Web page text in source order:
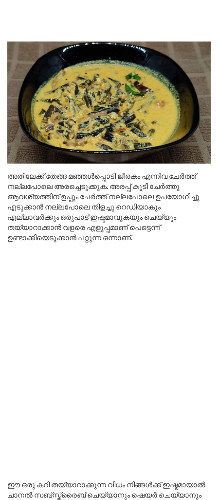
അതിലേക്ക് തേങ്ങ മഞ്ഞൾപ്പൊടി ജീരകം എന്നിവ ചേർത്ത്
നല്ലപോലെ അരച്ചെടുക്കുക. അരപ്പ് കൂടി ചേർത്തു
ആവശ്യത്തിന് ഉപ്പും ചേർത്ത് നല്ലപോലെ ഉപയോഗിച്ചു
എടുക്കാൻ നല്ലപോലെ തിളച്ചു റെഡിയാകും
എല്ലാവർക്കും ഒരുപാട് ഇഷ്ടമാവുകയും ചെയ്യും
തയ്യാറാക്കാൻ വളരെ എളുപ്പമാണ് പെട്ടെന്ന്
ഉണ്ടാക്കിയെടുക്കാൻ പറ്റുന്ന ഒന്നാണ്.
ഈ ഒരു കറി തയ്യാറാക്കുന്ന വിധം നിങ്ങൾക്ക് ഇഷ്ടമായാൽ
ചാനൽ സബ്സ്ക്രൈബ് ചെയ്യാനും ഷെയർ ചെയ്യാനും